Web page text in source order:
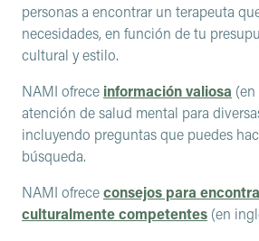
personas a encontrar un terapeuta
necesidades, en función de tu
cultural y estilo.
NAMI ofrece información valiosa
atención de salud mental para
incluyendo preguntas que puedes
búsqueda.
NAMI ofrececonsejos para
culturalmente competentes (en